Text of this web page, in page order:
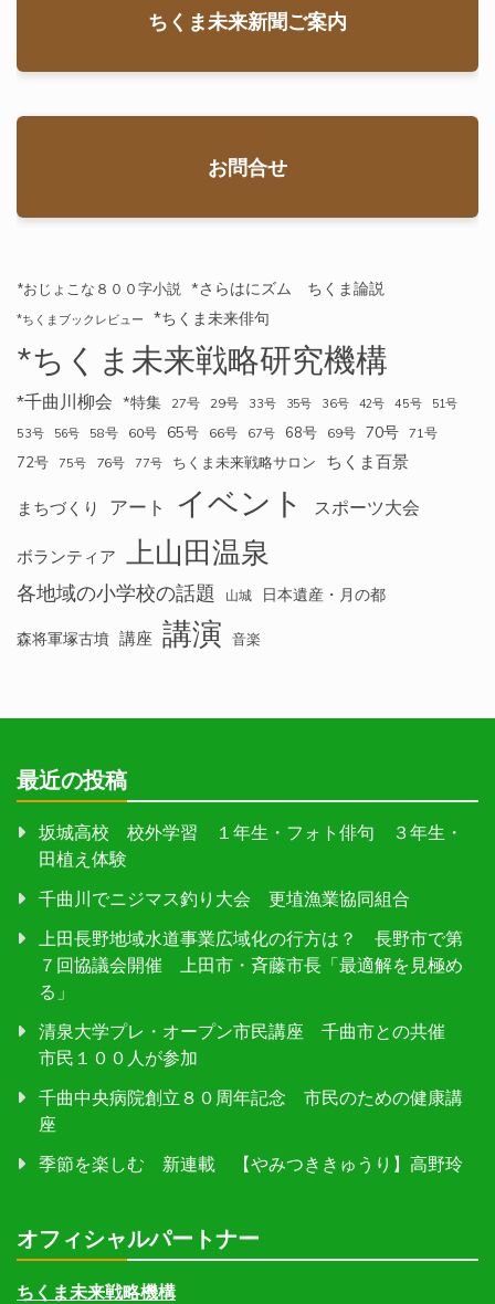
ちくま未来新聞ご案内
お問合せ
*おじょこな８００字小説 *さらはにズム ちくま論説
*ちくまブックレビュー *ちくま未来俳句
*ちくま未来戦略研究機構
*千曲川柳会 *特集 27号 29号 33号 35号 36号 42号 45号
51号
53号
56号 58号 60号 65号 66号 67号 68号 69号 70号 71号
72号 75号 76号 77号 ちくま未来戦略サロン ちくま百景
まちづくり アート イベント スポーツ大会
ボランティア 上山田温泉
各地域の小学校の話題 山城 日本遺産・月の都
森将軍塚古墳 講座 講演 音楽
最近の投稿
坂城高校 校外学習 １年生・フォト俳句 ３年生・
田植え体験
千曲川でニジマス釣り大会 更埴漁業協同組合
上田長野地域水道事業広域化の行方は？ 長野市で第
７回協議会開催 上田市・斉藤市長「最適解を見極め
る」
清泉大学プレ・オープン市民講座 千曲市との共催
市民１００人が参加
千曲中央病院創立８０周年記念 市民のための健康講
座
季節を楽しむ 新連載 【やみつききゅうり】高野玲
オフィシャルパートナー
ちくま未来戦略機構